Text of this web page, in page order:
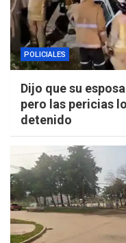
POLICIALES
Dijo que su
pero las pericias
detenido